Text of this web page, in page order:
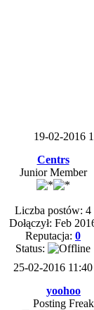
19-02-2016
Centrs
Junior Member
Liczba postów: 4
Dołączył: Feb
Reputacja: 0
Status:
25-02-2016 11:40
yoohoo
Posting Freak